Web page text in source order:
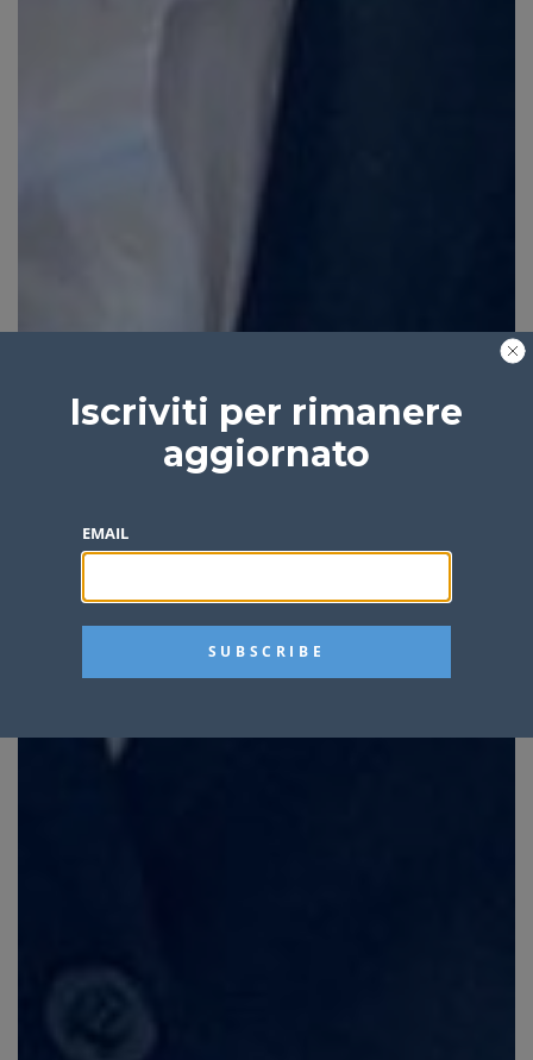
Iscriviti per rimanere
aggiornato
EMAIL